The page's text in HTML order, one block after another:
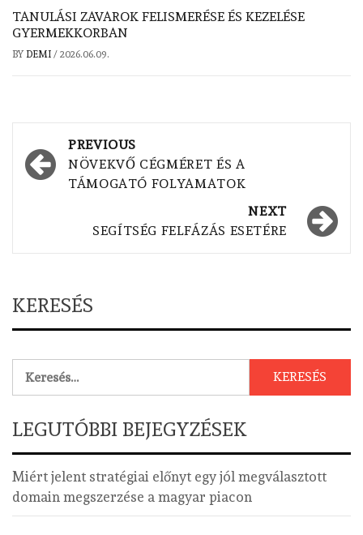
TANULÁSI ZAVAROK FELISMERÉSE ÉS KEZELÉSE
GYERMEKKORBAN
BY DEMI / 2026.06.09.
Post
navigation
PREVIOUS
NÖVEKVŐ CÉGMÉRET ÉS A
TÁMOGATÓ FOLYAMATOK
NEXT
SEGÍTSÉG FELFÁZÁS ESETÉRE
KERESÉS
LEGUTÓBBI BEJEGYZÉSEK
Miért jelent stratégiai előnyt egy jól megválasztott
domain megszerzése a magyar piacon